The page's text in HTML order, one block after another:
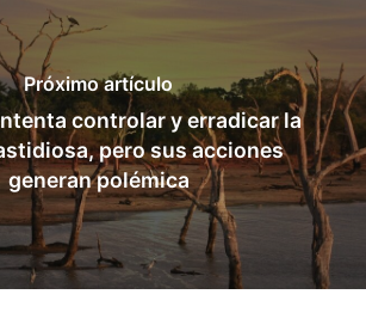
Próximo artículo
controlar y erradicar la
pero sus acciones
generan polémica